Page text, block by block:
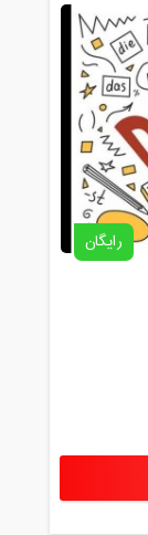
رایگان